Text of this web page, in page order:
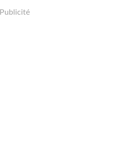
Publicité